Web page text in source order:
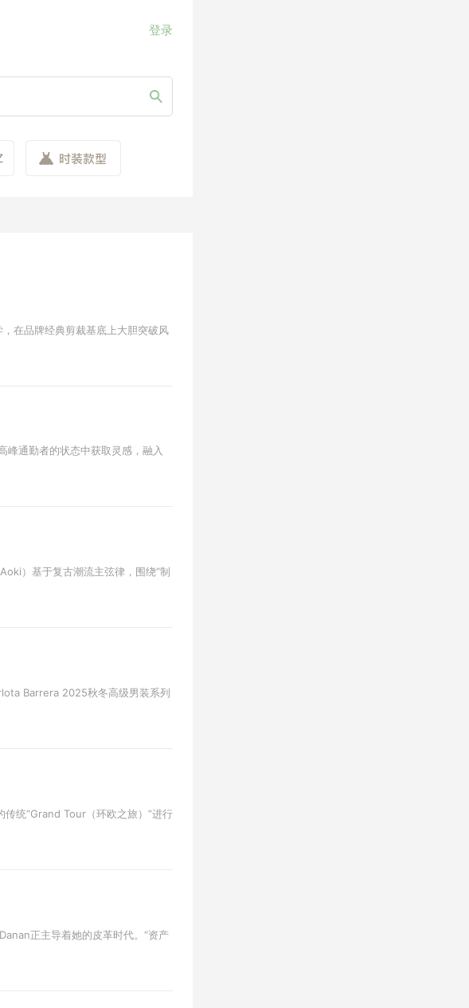
登录
在品牌经典剪裁基底上大胆突破风
峰通勤者的状态中获取灵感，融入
）基于复古潮流主弦律，围绕“制
Barrera 2025秋冬高级男装系列
统“Grand Tour（环欧之旅）”进行
正主导着她的皮革时代。“资产